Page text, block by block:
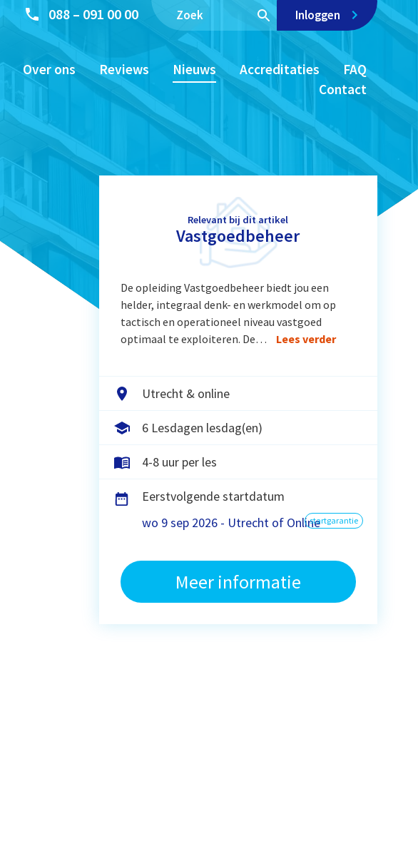
088 – 091 00 00 Inloggen
Over ons Reviews Nieuws Accreditaties
FAQ
Contact
Relevant bij dit artikel
Vastgoedbeheer
De opleiding Vastgoedbeheer biedt jou een
helder, integraal denk- en werkmodel om op
tactisch en operationeel niveau vastgoed
optimaal te exploiteren. De…
Lees verder
Utrecht & online
6 Lesdagen lesdag(en)
4-8 uur per les
Eerstvolgende startdatum
wo 9 sep 2026 - Utrecht of Onlinestartgarantie
Meer informatie